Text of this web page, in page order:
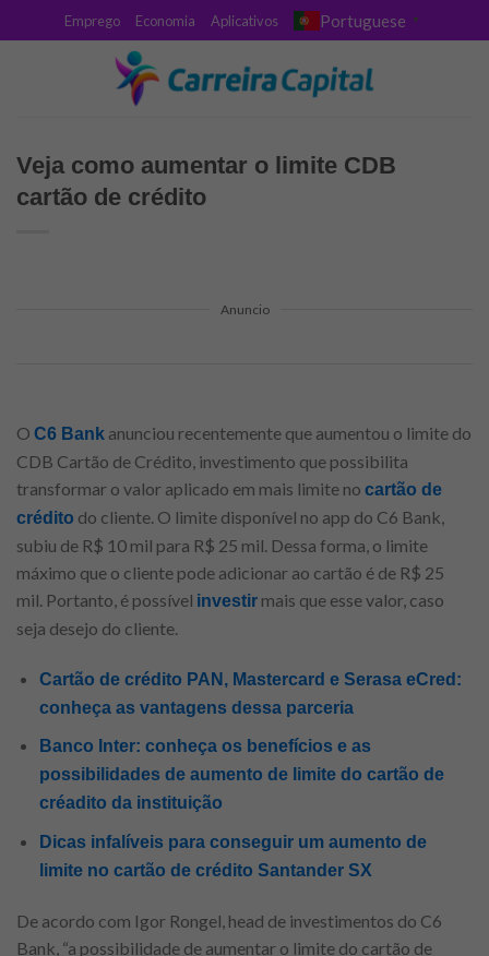
to
Emprego Economia Aplicativos Portuguese ▼
Veja como aumentar o limite CDB
cartão de crédito
Anuncio
O C6 Bank anunciou recentemente que aumentou o limite do
CDB Cartão de Crédito, investimento que possibilita
transformar o valor aplicado em mais limite no cartão de
crédito do cliente. O limite disponível no app do C6 Bank,
subiu de R$ 10 mil para R$ 25 mil. Dessa forma, o limite
máximo que o cliente pode adicionar ao cartão é de R$ 25
mil. Portanto, é possível investir mais que esse valor, caso
seja desejo do cliente.
Cartão de crédito PAN, Mastercard e Serasa eCred:
conheça as vantagens dessa parceria
Banco Inter: conheça os benefícios e as
possibilidades de aumento de limite do cartão de
créadito da instituição
Dicas infalíveis para conseguir um aumento de
limite no cartão de crédito Santander SX
De acordo com Igor Rongel, head de investimentos do C6
Bank, “a possibilidade de aumentar o limite do cartão de